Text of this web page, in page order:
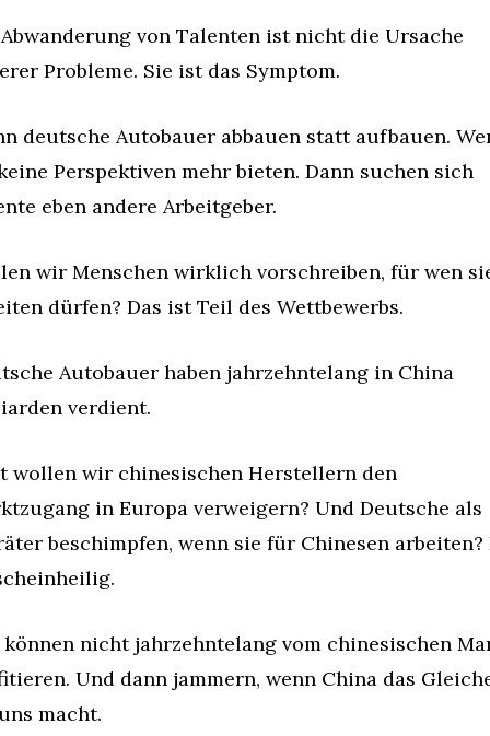
von Talenten ist nicht die Ursache
Probleme. Sie ist das Symptom.
deutsche Autobauer abbauen statt aufbauen.
Perspektiven mehr bieten. Dann suchen sich
eben andere Arbeitgeber.
wir Menschen wirklich vorschreiben, für wen
dürfen? Das ist Teil des Wettbewerbs.
Autobauer haben jahrzehntelang in China
verdient.
wollen wir chinesischen Herstellern den
in Europa verweigern? Und Deutsche als
beschimpfen, wenn sie für Chinesen arbeiten?
nicht jahrzehntelang vom chinesischen
Und dann jammern, wenn China das
macht.